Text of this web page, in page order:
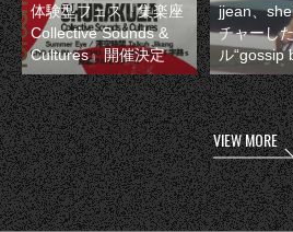
体験型フェス『集楽座
Collective Sounds &
Cultures』開催決定
jjean、
チャーし
ル“gossip
VIEW MORE